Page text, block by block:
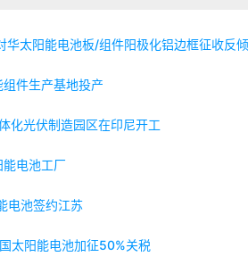
华太阳能电池板/组件阳极化铝边框征收反
件生产基地投产
化光伏制造园区在印尼开工
电池工厂
电池签约江苏
太阳能电池加征50%关税